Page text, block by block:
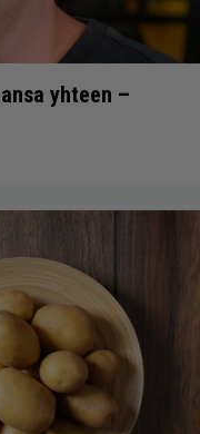
yhteen –